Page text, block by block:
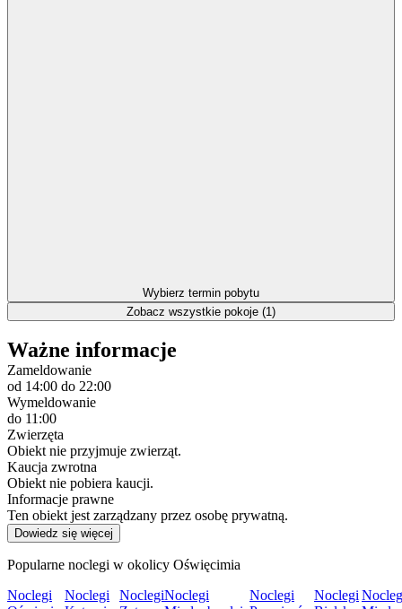
Wybierz termin pobytu
Zobacz wszystkie pokoje (1)
Ważne informacje
Zameldowanie
od 14:00 do 22:00
Wymeldowanie
do 11:00
Zwierzęta
Obiekt nie przyjmuje zwierząt.
Kaucja zwrotna
Obiekt nie pobiera kaucji.
Informacje prawne
Ten obiekt jest zarządzany przez osobę prywatną.
Dowiedz się więcej
Popularne noclegi w okolicy Oświęcimia
Noclegi
Noclegi
NoclegiNoclegi
Noclegi
Noclegi